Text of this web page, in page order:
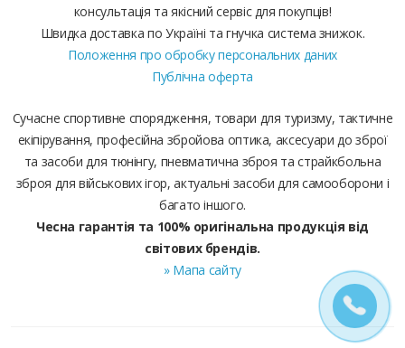
консультація та якісний сервіс для покупців!
Швидка доставка по Україні та гнучка система знижок.
Положення про обробку персональних даних
Публічна оферта
Сучасне спортивне спорядження, товари для туризму, тактичне
екіпірування, професійна збройова оптика, аксесуари до зброї
та засоби для тюнінгу, пневматична зброя та страйкбольна
зброя для військових ігор, актуальні засоби для самооборони і
багато іншого.
Чесна гарантія та 100% оригінальна продукція від
світових брендів.
» Мапа сайту